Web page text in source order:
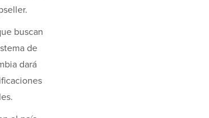
buscan
de
dará